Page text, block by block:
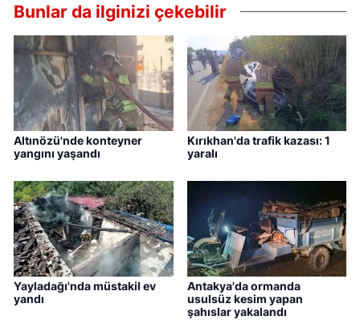
Bunlar da ilginizi çekebilir
Altınözü'nde konteyner
yangını yaşandı
Kırıkhan'da trafik kazası: 1
yaralı
Yayladağı'nda müstakil ev
yandı
Antakya'da ormanda
usulsüz kesim yapan
şahıslar yakalandı